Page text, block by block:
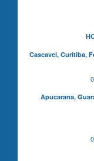
Cascavel, Curitiba,
Apucarana,